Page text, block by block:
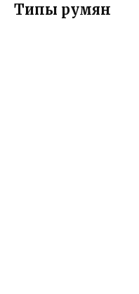
Типы румян